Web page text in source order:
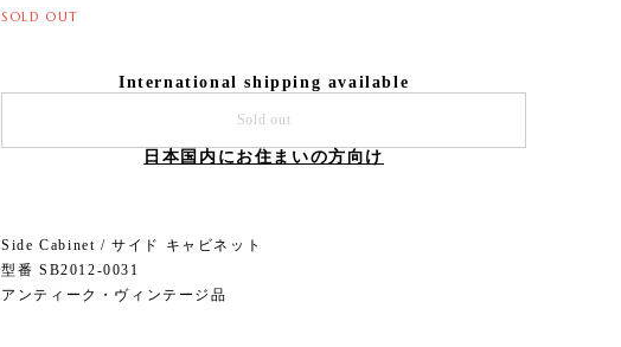
SOLD OUT
International shipping available
Sold out
日本国内にお住まいの方向け
Side Cabinet / サイド キャビネット
型番 SB2012-0031
アンティーク・ヴィンテージ品